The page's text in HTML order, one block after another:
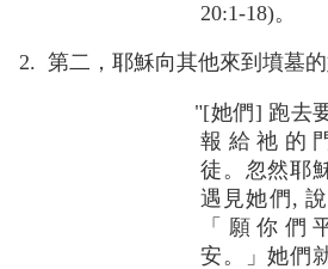
20:1-18)。
2. 第二，耶穌向其他來到墳墓
"[她們] 跑去
報給祂的
徒。忽然耶
遇見她們,
「願你們
安。」她們